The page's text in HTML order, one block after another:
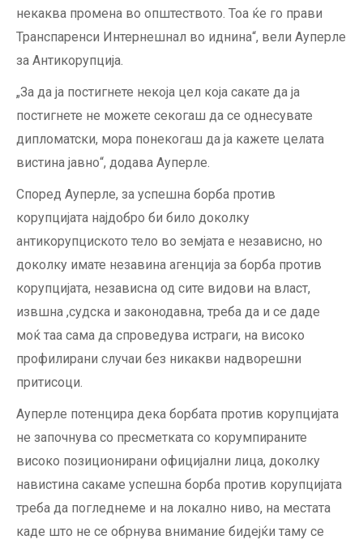
некаква промена во општеството. Тоа ќе го прави
Транспаренси Интернешнал во иднина“, вели Ауперле
за Антикорупција.
„За да ја постигнете некоја цел која сакате да ја
постигнете не можете секогаш да се однесувате
дипломатски, мора понекогаш да ја кажете целата
вистина јавно“, додава Ауперле.
Според Ауперле, за успешна борба против
корупцијата најдобро би било доколку
антикорупциското тело во земјата е независно, но
доколку имате незавина агенција за борба против
корупцијата, независна од сите видови на власт,
извшна ,судска и законодавна, треба да и се даде
моќ таа сама да спроведува истраги, на високо
профилирани случаи без никакви надворешни
притисоци.
Ауперле потенцира дека борбата против корупцијата
не започнува со пресметката со корумпираните
високо позиционирани официјални лица, доколку
навистина сакаме успешна борба против корупцијата
треба да погледнеме и на локално ниво, на местата
каде што не се обрнува внимание бидејќи таму се